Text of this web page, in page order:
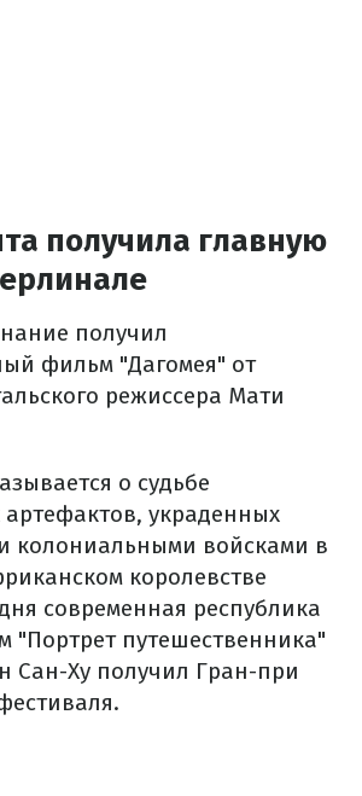
получила главную
получил
фильм "Дагомея" от
режиссера Мати
о судьбе
артефактов, украденных
колониальными войсками в
королевстве
современная республика
"Портрет путешественника"
Сан-Ху получил Гран-при